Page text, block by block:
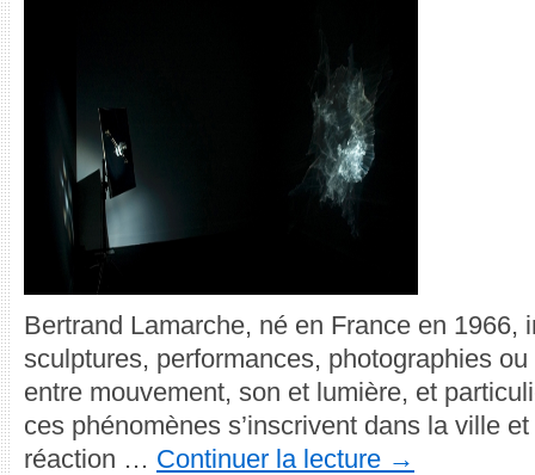
Bertrand Lamarche, né en France en 1966,
sculptures, performances, photographies
entre mouvement, son et lumière, et
ces phénomènes s’inscrivent dans la ville
réaction … Continuer la lecture →